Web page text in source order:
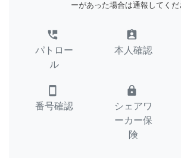
ーがあった場合は通報してくだ
perm_phone_msg
パトロー
ル
assignment_ind
本人確認
smartphone
番号確認
lock
シェアワ
ーカー保
険